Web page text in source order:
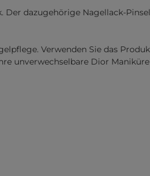
Der dazugehörige Nagellack-
Verwenden Sie das
unverwechselbare Dior